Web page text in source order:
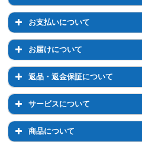
退会について
マイページでのお手続き
ログイン・パスワードについて
登録情報の変更
ご注文について
注文前のご相談について
通常購入について
定期コースについて
配送について
お支払いについて
お支払いについて
お支払い方法について
お支払い方法の変更について
お届けについて
お届けについて
お届け先の変更について
お届け日時・周期の変更
返品・返金保証について
返品・返金保証について
返品について
サービスについて
サービスについて
商品について